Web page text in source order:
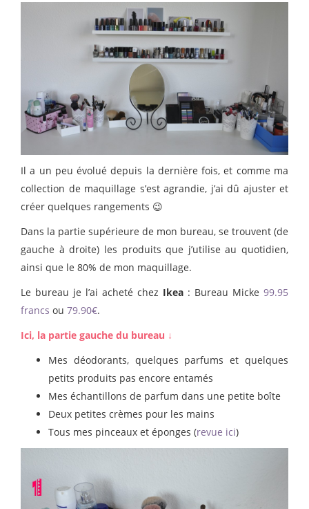
Il a un peu évolué depuis la dernière fois, et comme ma
collection de maquillage s’est agrandie, j’ai dû ajuster et
créer quelques rangements 😉
Dans la partie supérieure de mon bureau, se trouvent (de
gauche à droite) les produits que j’utilise au quotidien,
ainsi que le 80% de mon maquillage.
Le bureau je l’ai acheté chez Ikea : Bureau Micke 99.95
francs ou 79.90€.
Ici, la partie gauche du bureau ↓
Mes déodorants, quelques parfums et quelques
petits produits pas encore entamés
Mes échantillons de parfum dans une petite boîte
Deux petites crèmes pour les mains
Tous mes pinceaux et éponges (revue ici)